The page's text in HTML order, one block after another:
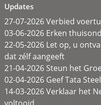
Updates
27-07-2026 Verbied
03-06-2026 Erken
22-05-2026 Let op, u
dat zélf aangeeft
21-04-2026 Steun het
02-04-2026 Geef Tata
14-03-2026 Verklaar het